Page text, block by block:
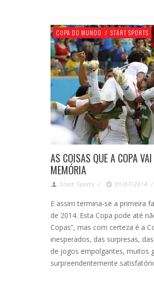
COPA DO MUNDO / START SPORTS
AS COISAS QUE A COPA
MEMÓRIA
Start Sports / 01/07/2014 /
E assim termina-se a primeira
de 2014. Esta Copa pode até
Copas”, mas com certeza é a
inesperados, das surpresas,
de jogos empolgantes, muitos
surpreendentemente